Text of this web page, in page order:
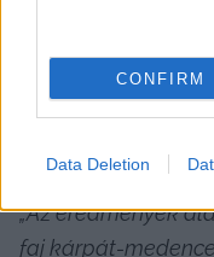
CONFIRM
Data Deletion
számláláshoz
példányos)
állapothoz
százalékkal
„Az eredmények
faj kárpát-